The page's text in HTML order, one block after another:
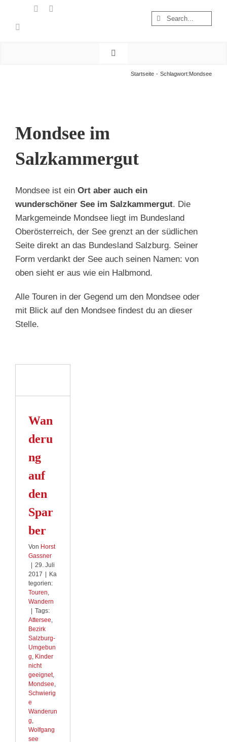
Suche
Toggle
Foto & Video
Treibgut
Startseite Schlagwort:Mondsee
Mondsee im
Salzkammergut
Mondsee ist ein Ort aber auch ein
wunderschöner See im Salzkammergut. Die
Markgemeinde Mondsee liegt im Bundesland
Oberösterreich, der See grenzt an der südlichen
Seite direkt an das Bundesland Salzburg. Seiner
Form verdankt der See auch seinen Namen: von
oben sieht er aus wie ein Halbmond.
Alle Touren in der Gegend um den Mondsee oder
mit Blick auf den Mondsee findest du an dieser
Stelle.
Wan
deru
ng
auf
den
Spar
ber
Von Horst
Gassner
| 29. Juli
2017 | Ka
tegorien:
Touren
Wandern
| Tags:
Attersee
Bezirk
Salzburg-
Umgebun
g Kinder
nicht
geeignet,
Mondsee
Schwierig
e
Wanderun
g
Wolfgang
see